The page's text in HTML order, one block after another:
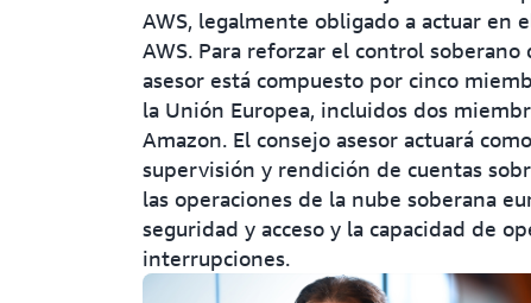
AWS, legalmente obligado a actuar en
AWS. Para reforzar el control
asesor está compuesto por cinco
la Unión Europea, incluidos dos
Amazon. El consejo asesor actuará
supervisión y rendición de cuentas
las operaciones de la nube soberana
seguridad y acceso y la capacidad de
interrupciones.